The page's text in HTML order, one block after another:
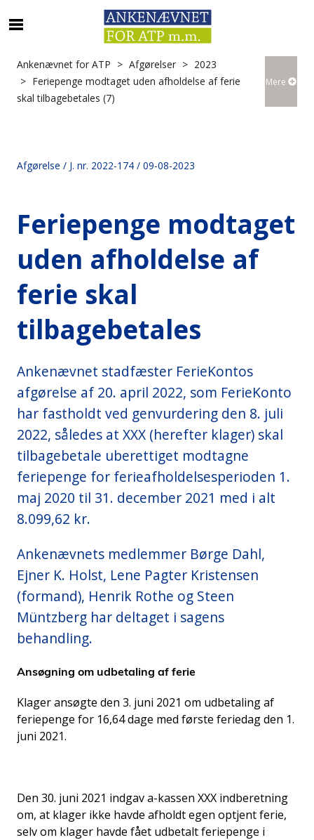
e
f
n
o
d
å
i
n
Ankenævnet for ATP Afgørelser
2023
Feriepenge modtaget uden afholdelse af ferie
skal tilbagebetales (7)
Mere
Afgørelse / J. nr. 2022-174 / 09-08-2023
Feriepenge modtaget
uden afholdelse af
ferie skal
tilbagebetales
Ankenævnet stadfæster FerieKontos
afgørelse af 20. april 2022, som FerieKonto
har fastholdt ved genvurdering den 8. juli
2022, således at XXX (herefter klager) skal
tilbagebetale uberettiget modtagne
feriepenge for ferieafholdelsesperioden 1.
maj 2020 til 31. december 2021 med i alt
8.099,62 kr.
Ankenævnets medlemmer Børge Dahl,
Ejner K. Holst, Lene Pagter Kristensen
(formand), Henrik Rothe og Steen
Müntzberg har deltaget i sagens
behandling.
Ansøgning om udbetaling af ferie
Klager ansøgte den 3. juni 2021 om udbetaling af
feriepenge for 16,64 dage med første feriedag den 1.
juni 2021.
Den 30. juni 2021 indgav a-kassen XXX indberetning
om, at klager ikke havde afholdt egen optjent ferie,
selv om klager havde fået udbetalt feriepenge i